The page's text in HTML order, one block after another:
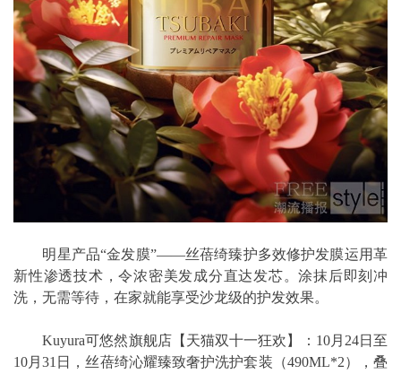
明星产品“金发膜”——丝蓓绮臻护多效修护发膜运用革
新性渗透技术，令浓密美发成分直达发芯。涂抹后即刻冲
洗，无需等待，在家就能享受沙龙级的护发效果。
Kuyura可悠然旗舰店【天猫双十一狂欢】：10月24日至
10月31日，丝蓓绮沁耀臻致奢护洗护套装（490ML*2），叠